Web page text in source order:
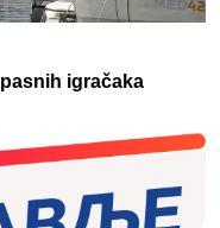
igračaka